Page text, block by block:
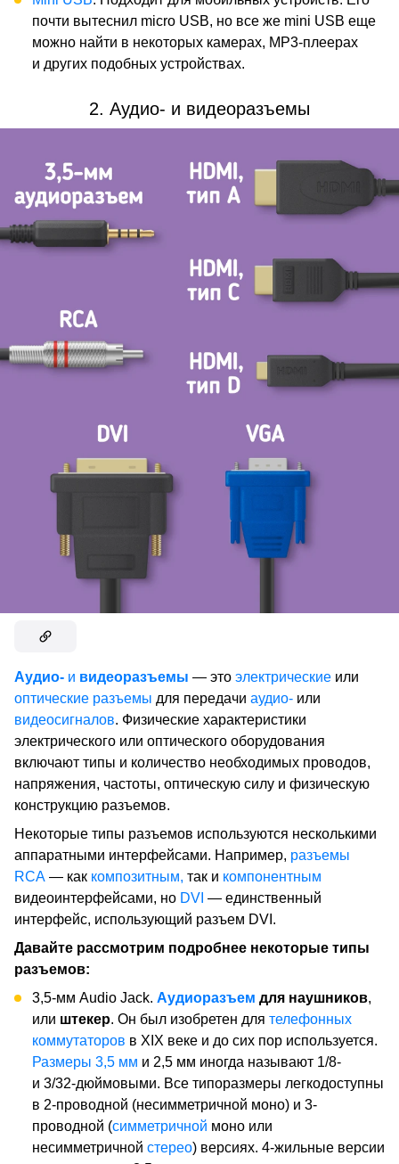
почти вытеснил micro USB, но все же mini USB еще
можно найти в некоторых камерах, MP3-плеерах
и других подобных устройствах.
2. Аудио- и видеоразъемы
Аудио- и видеоразъемы — это электрические или
оптические разъемы для передачи аудио- или
видеосигналов. Физические характеристики
электрического или оптического оборудования
включают типы и количество необходимых проводов,
напряжения, частоты, оптическую силу и физическую
конструкцию разъемов.
Некоторые типы разъемов используются несколькими
аппаратными интерфейсами. Например, разъемы
RCA — как композитным, так и компонентным
видеоинтерфейсами, но DVI — единственный
интерфейс, использующий разъем DVI.
Давайте рассмотрим подробнее некоторые типы
разъемов:
3,5-мм Audio Jack. Аудиоразъем для наушников,
или штекер. Он был изобретен для телефонных
коммутаторов в XIX веке и до сих пор используется.
Размеры 3,5 мм и 2,5 мм иногда называют 1/8-
и 3/32-дюймовыми. Все типоразмеры легкодоступны
в 2-проводной (несимметричной моно) и 3-
проводной (симметричной моно или
несимметричной стерео) версиях. 4-жильные версии